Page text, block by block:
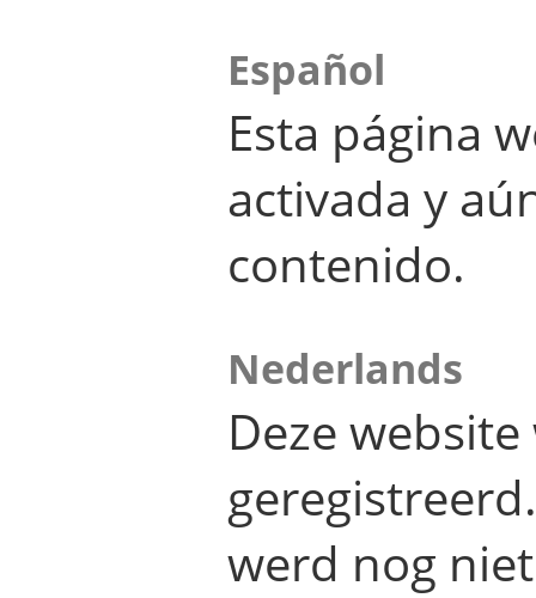
Español
Esta página
activada y
contenido.
Nederlands
Deze
werd nog